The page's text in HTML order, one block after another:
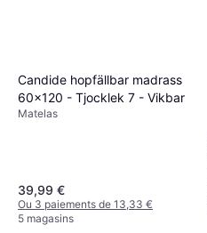
Candide hopfällbar madrass
60x120 - Tjocklek 7 - Vikbar
Matelas
39,99 €
Ou 3 paiements de 13,33 €
5 magasins